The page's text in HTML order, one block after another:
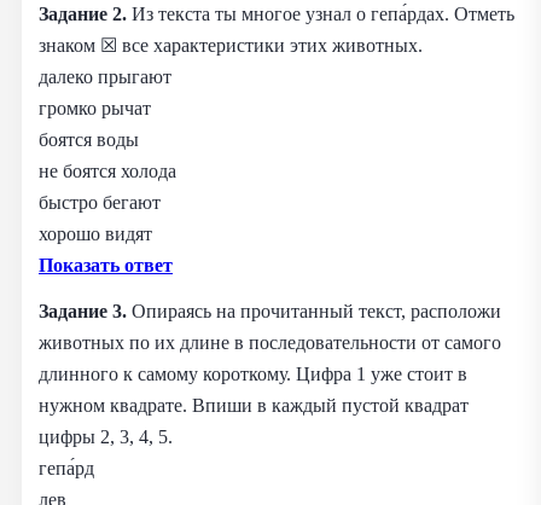
Задание 2. Из текста ты многое узнал о гепа́рдах. Отметь
знаком ☒ все характеристики этих животных.
далеко прыгают
громко рычат
боятся воды
не боятся холода
быстро бегают
хорошо видят
Показать ответ
Задание 3. Опираясь на прочитанный текст, расположи
животных по их длине в последовательности от самого
длинного к самому короткому. Цифра 1 уже стоит в
нужном квадрате. Впиши в каждый пустой квадрат
цифры 2, 3, 4, 5.
гепа́рд
лев